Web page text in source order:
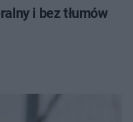
i bez tłumów